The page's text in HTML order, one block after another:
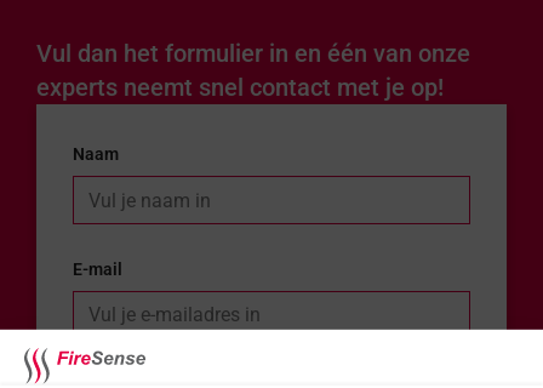
Vul dan het formulier in en één van onze
experts neemt snel contact met je op!
Naam
E-mail